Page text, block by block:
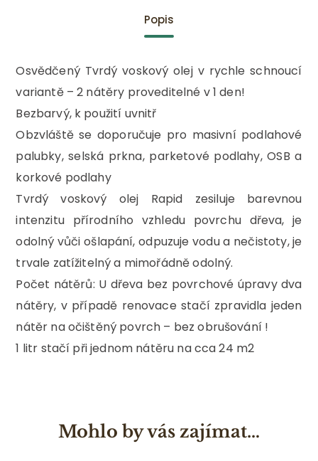
Popis
Osvědčený Tvrdý voskový olej v rychle schnoucí
variantě – 2 nátěry proveditelné v 1 den!
Bezbarvý, k použití uvnitř
Obzvláště se doporučuje pro masivní podlahové
palubky, selská prkna, parketové podlahy, OSB a
korkové podlahy
Tvrdý voskový olej Rapid zesiluje barevnou
intenzitu přírodního vzhledu povrchu dřeva, je
odolný vůči ošlapání, odpuzuje vodu a nečistoty, je
trvale zatížitelný a mimořádně odolný.
Počet nátěrů: U dřeva bez povrchové úpravy dva
nátěry, v případě renovace stačí zpravidla jeden
nátěr na očištěný povrch – bez obrušování !
1 litr stačí při jednom nátěru na cca 24 m2
Mohlo by vás zajímat…